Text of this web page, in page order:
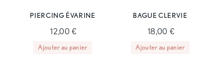
PIERCING ÉVARINE
12,00 €
Ajouter au panier
BAGUE CLERVIE
18,00 €
Ajouter au panier